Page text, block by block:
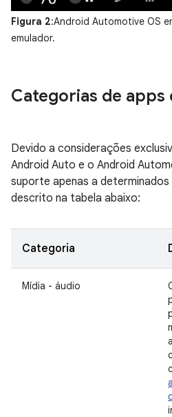
Figura 2:Android Automotive OS
emulador.
Categorias de
Devido a considerações
Android Auto e o Android
suporte apenas a
descrito na tabela abaixo:
Categoria
Mídia - áudio